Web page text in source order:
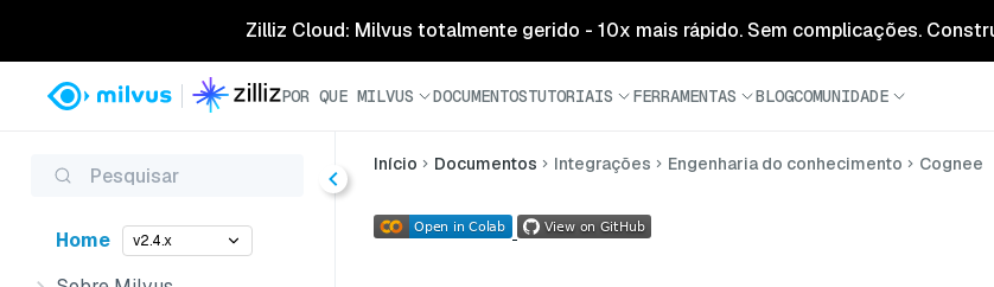
Zilliz Cloud: Milvus totalmente gerido - 10x mais rápido. Sem complicações.
POR QUE MILVUS DOCUMENTOSTUTORIAIS FERRAMENTAS BLOGCOMUNIDADE
Pesquisar
Home v2.4.x
Início Documentos Integrações Engenharia do conhecimento Cognee